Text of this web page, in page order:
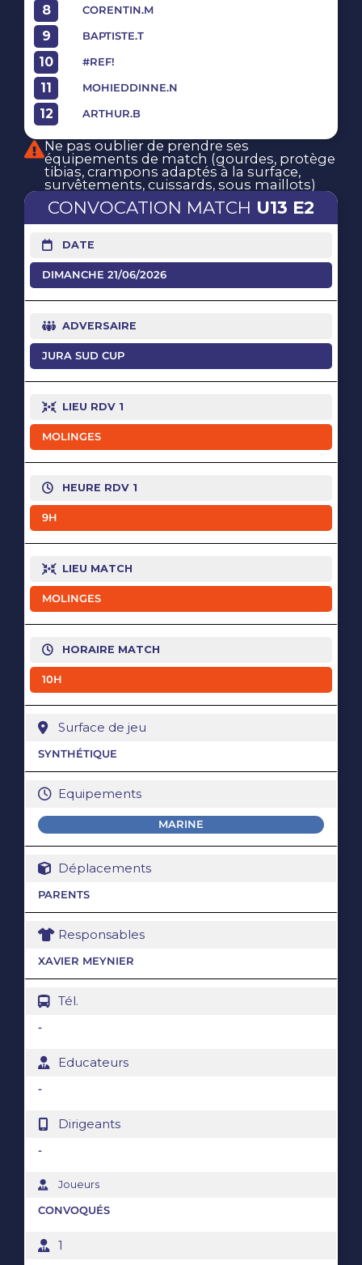
8 CORENTIN.M
9 BAPTISTE.T
10 #REF!
11 MOHIEDDINNE.N
12 ARTHUR.B
Ne pas oublier de prendre ses
équipements de match (gourdes, protège
tibias, crampons adaptés à la surface,
survêtements, cuissards, sous maillots)
U13 E2
DATE
DIMANCHE 21/06/2026
ADVERSAIRE
JURA SUD CUP
LIEU RDV 1
MOLINGES
HEURE RDV 1
9H
LIEU MATCH
MOLINGES
HORAIRE MATCH
10H
Surface de jeu
SYNTHÉTIQUE
Equipements
MARINE
Déplacements
PARENTS
Responsables
XAVIER MEYNIER
Tél.
-
Educateurs
-
Dirigeants
-
Joueurs
CONVOQUÉS
1